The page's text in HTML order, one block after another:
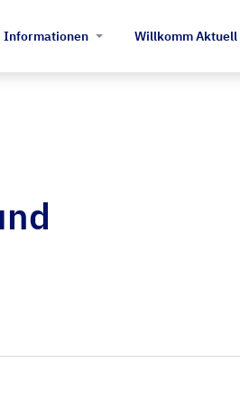
Informationen Willkomm Aktuell